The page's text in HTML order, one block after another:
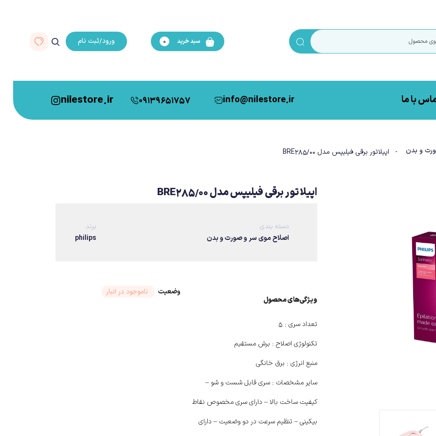
سبد خرید 0 ورود/ثبت نام
با ما info@nilestore.ir
09139651757
nilestore.ir
و بدن - اپیلاتور برقی فیلیپس مدل BRE285/00
اپیلاتور برقی فیلیپس مدل BRE285/00
دسته بندی
اصلاح موی سر و صورت و بدن
برند
philips
ویژگی‌های ﻣﺤﺼﻮل
تعداد سری : 5
تکنولوژی اصلاح : برش مستقیم
منبع انرژی : برق خانگی
سایر مشخصات : سری قابل شست‌ و شو –
کیفیت ساخت بالا – دارای سری مخصوص نقاط
بیکینی – تنظیم سرعت در دو وضعیت – دارای
وضعیت ناموجود در انبار